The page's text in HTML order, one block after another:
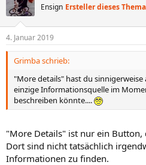
Ensign Ersteller dieses
4. Januar 2019
Grimba schrieb:
"More details" hast du
einzige Informationsquelle im
beschreiben könnte....
"More Details" ist nur ein
Dort sind nicht tatsächlich
Informationen zu finden.